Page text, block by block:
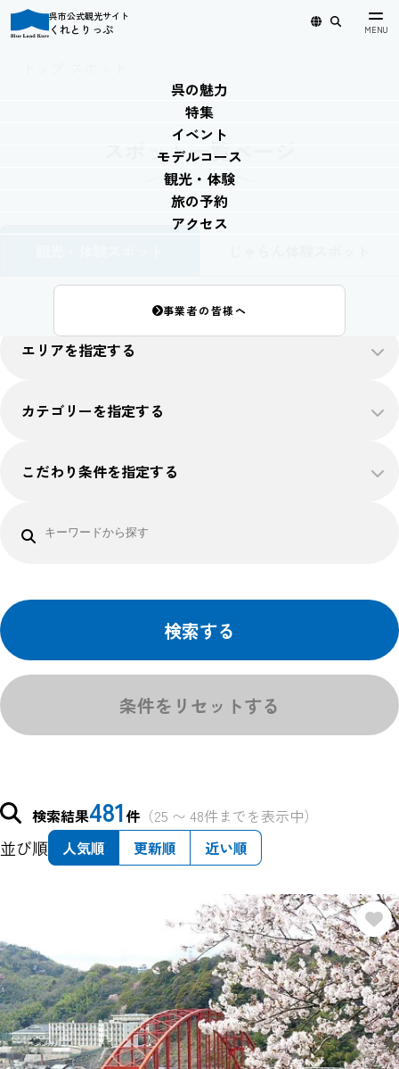
呉市公式観光サイト
くれとりっぷ
呉の魅力
特集
イベント
モデルコース
観光・体験
旅の予約
アクセス
事業者の皆様へ
スポット一覧ページ
エリアを指定する
カテゴリーを指定する
こだわり条件を指定する
検索する
条件をリセットする
検索結果481件 （25 〜 48件までを表示中）
並び順 人気順 更新順 近い順